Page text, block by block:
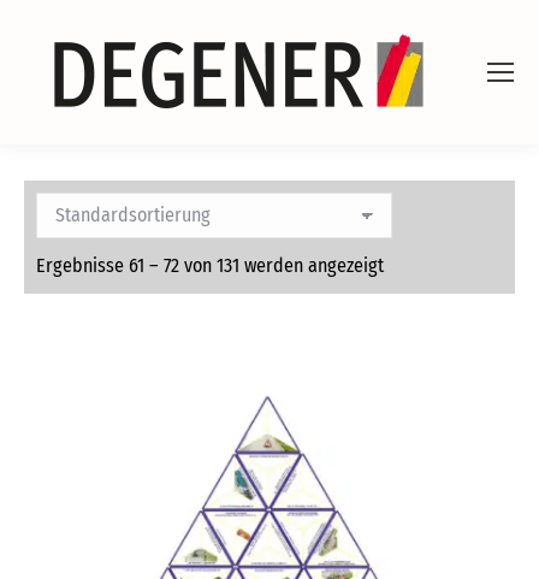
Ergebnisse 61 – 72 von 131 werden angezeigt